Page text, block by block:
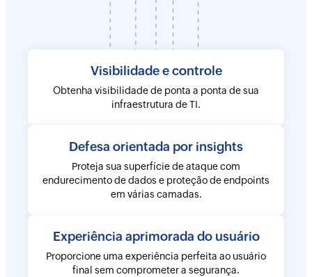
Visibilidade e controle
Obtenha visibilidade de ponta a ponta de sua
infraestrutura de TI.
Defesa orientada por insights
Proteja sua superfície de ataque com
endurecimento de dados e proteção de endpoints
em várias camadas.
Experiência aprimorada do usuário
Proporcione uma experiência perfeita ao usuário
final sem comprometer a segurança.